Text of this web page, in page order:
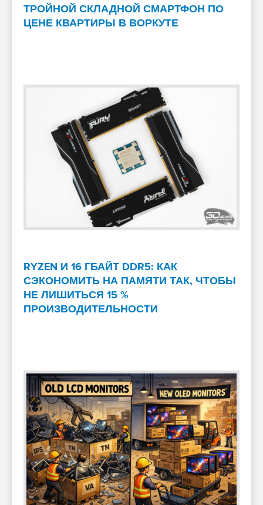
ТРОЙНОЙ СКЛАДНОЙ СМАРТФОН ПО
ЦЕНЕ КВАРТИРЫ В ВОРКУТЕ
RYZEN И 16 ГБАЙТ DDR5: КАК
СЭКОНОМИТЬ НА ПАМЯТИ ТАК, ЧТОБЫ
НЕ ЛИШИТЬСЯ 15 %
ПРОИЗВОДИТЕЛЬНОСТИ